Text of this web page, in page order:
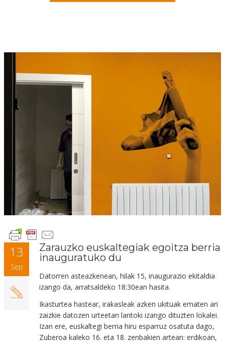
13
Sep
Zarauzko euskaltegiak egoitza berria
inauguratuko du
Datorren asteazkenean, hilak 15, inaugurazio ekitaldia
izango da, arratsaldeko 18:30ean hasita.
Ikasturtea hastear, irakasleak azken ukituak ematen ari
zaizkie datozen urteetan lantoki izango dituzten lokalei.
Izan ere, euskaltegi berria hiru esparruz osatuta dago,
Zuberoa kaleko 16. eta 18. zenbakien artean: erdikoan,